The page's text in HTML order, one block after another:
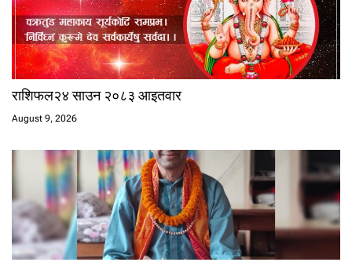
राशिफल२४ साउन २०८३ आइतवार
August 9, 2026